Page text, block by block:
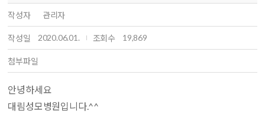
작성자 관리자
작성일 2020.06.01. 조회수 19,869
첨부파일
안녕하세요
대림성모병원입니다.^^